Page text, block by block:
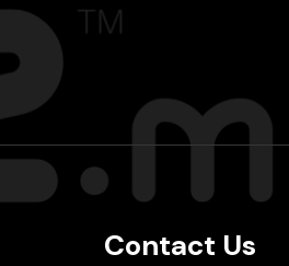
Contact Us